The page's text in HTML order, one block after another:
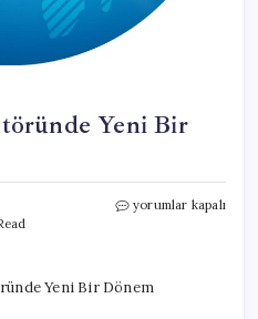
Yeni Bir
Türkiye
Dönem
yorumlar kapalı